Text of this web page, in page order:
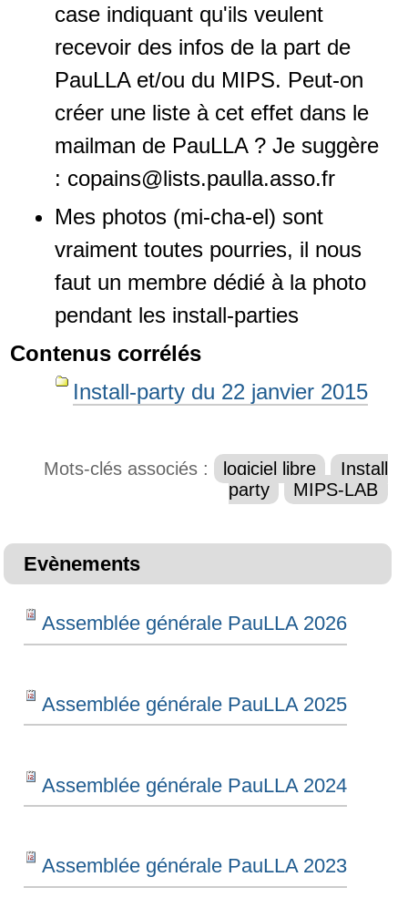
case indiquant qu'ils veulent
recevoir des infos de la part de
PauLLA et/ou du MIPS. Peut-on
créer une liste à cet effet dans le
mailman de PauLLA ? Je suggère
: copains@lists.paulla.asso.fr
Mes photos (mi-cha-el) sont
vraiment toutes pourries, il nous
faut un membre dédié à la photo
pendant les install-parties
Contenus corrélés
Install-party du 22 janvier 2015
Mots-clés associés : logiciel libre
Install
party
MIPS-LAB
Evènements
Assemblée générale PauLLA 2026
Assemblée générale PauLLA 2025
Assemblée générale PauLLA 2024
Assemblée générale PauLLA 2023